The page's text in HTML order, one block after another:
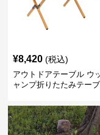
¥8,420 (税込)
アウトドアテーブル ウ
ャンプ折りたたみテー